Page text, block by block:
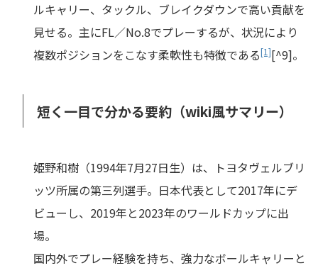
ルキャリー、タックル、ブレイクダウンで高い貢献を
見せる。主にFL／No.8でプレーするが、状況により
複数ポジションをこなす柔軟性も特徴である[1][^9]。
短く一目で分かる要約（wiki風サマリー）
姫野和樹（1994年7月27日生）は、トヨタヴェルブリ
ッツ所属の第三列選手。日本代表として2017年にデ
ビューし、2019年と2023年のワールドカップに出
場。
国内外でプレー経験を持ち、強力なボールキャリーと